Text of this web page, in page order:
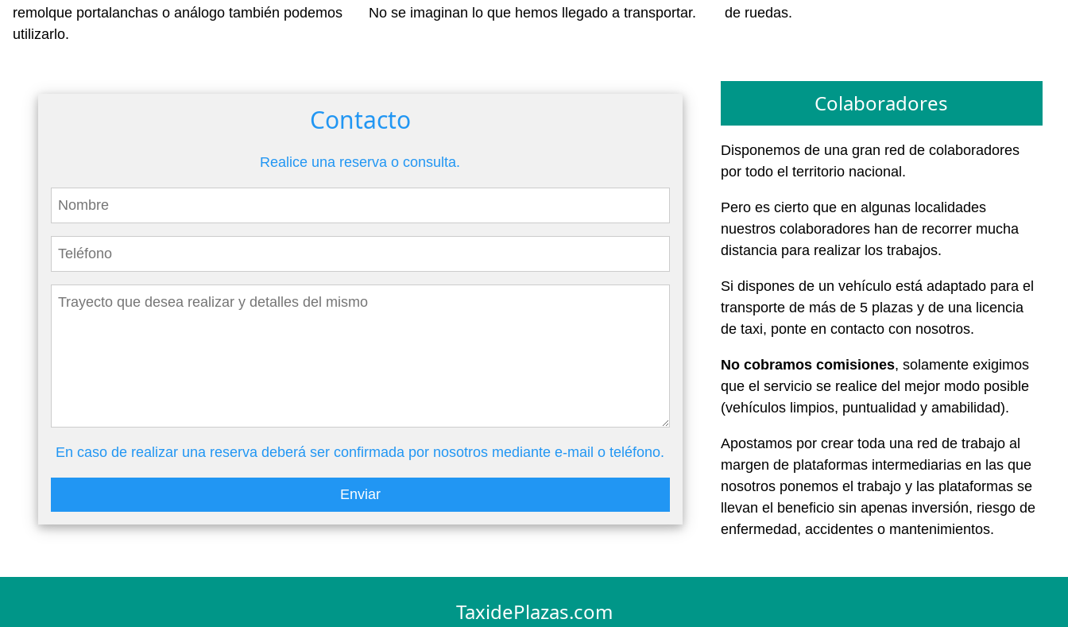
remolque portalanchas o análogo también podemos
utilizarlo.
No se imaginan lo que hemos llegado a transportar.
de ruedas.
Contacto
Realice una reserva o consulta.
En caso de realizar una reserva deberá ser confirmada por nosotros mediante e-mail o teléfono.
Enviar
Colaboradores
Disponemos de una gran red de colaboradores
por todo el territorio nacional.
Pero es cierto que en algunas localidades
nuestros colaboradores han de recorrer mucha
distancia para realizar los trabajos.
Si dispones de un vehículo está adaptado para el
transporte de más de 5 plazas y de una licencia
de taxi, ponte en contacto con nosotros.
No cobramos comisiones, solamente exigimos
que el servicio se realice del mejor modo posible
(vehículos limpios, puntualidad y amabilidad).
Apostamos por crear toda una red de trabajo al
margen de plataformas intermediarias en las que
nosotros ponemos el trabajo y las plataformas se
llevan el beneficio sin apenas inversión, riesgo de
enfermedad, accidentes o mantenimientos.
TaxidePlazas.com